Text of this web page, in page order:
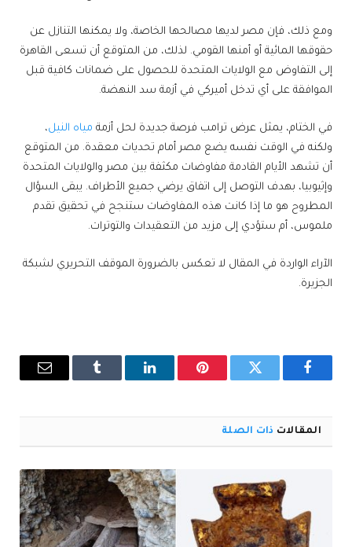
ومع ذلك، فإن مصر لديها مصالحها الخاصة، ولا يمكنها التنازل عن
حقوقها المائية أو أمنها القومي. لذلك، من المتوقع أن تسعى القاهرة
إلى التفاوض مع الولايات المتحدة للحصول على ضمانات كافية قبل
الموافقة على أي تدخل أميركي في أزمة سد النهضة.
في الختام، يمثل عرض ترامب فرصة جديدة لحل أزمة مياه النيل،
ولكنه في الوقت نفسه يضع مصر أمام تحديات معقدة. من المتوقع
أن تشهد الأيام القادمة مفاوضات مكثفة بين مصر والولايات المتحدة
وإثيوبيا، بهدف التوصل إلى اتفاق يرضي جميع الأطراف. يبقى السؤال
المطروح هو ما إذا كانت هذه المفاوضات ستنجح في تحقيق تقدم
ملموس، أم ستؤدي إلى مزيد من التعقيدات والتوترات.
الآراء الواردة في المقال لا تعكس بالضرورة الموقف التحريري لشبكة
الجزيرة.
فيسبوك تويتر بينتيريستلينكدإن Tumblr
البريد
المقالات ذات الصلة